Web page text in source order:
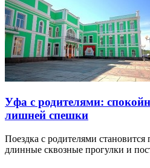
Уфа с родителями:
лишней спешки
Поездка с родителями становится
длинные сквозные прогулки и